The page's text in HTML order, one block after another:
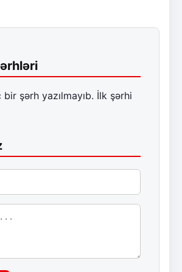
şərh yazılmayıb. İlk şərhi